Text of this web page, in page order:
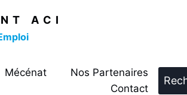
ACI
Mécénat
Nos Partenaires
Contact